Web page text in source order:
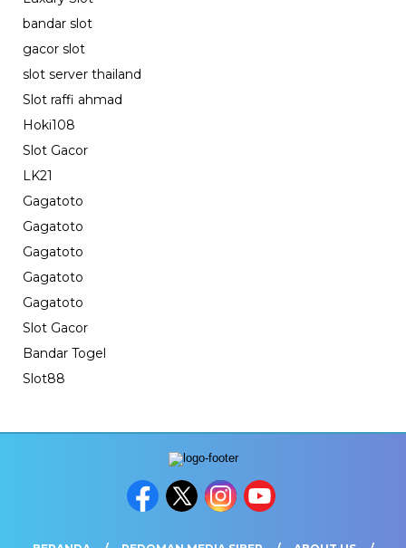
bandar slot
gacor slot
slot server thailand
Slot raffi ahmad
Hoki108
Slot Gacor
LK21
Gagatoto
Gagatoto
Gagatoto
Gagatoto
Gagatoto
Slot Gacor
Bandar Togel
Slot88